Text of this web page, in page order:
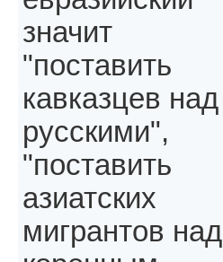
значит
"поставить
кавказцев над
русскими",
"поставить
азиатских
мигрантов над